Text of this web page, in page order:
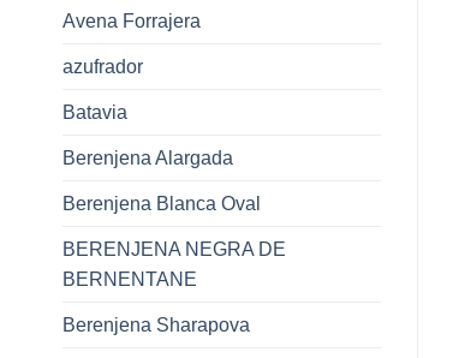
Avena Forrajera
azufrador
Batavia
Berenjena Alargada
Berenjena Blanca Oval
BERENJENA NEGRA DE
BERNENTANE
Berenjena Sharapova